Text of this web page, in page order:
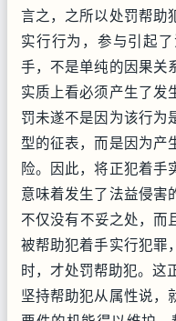
言之，之所以处罚帮助
实行行为，参与引起
手，不是单纯的因果关
实质上看必须产生了发
罚未遂不是因为该行为
型的征表，而是因为产
险。因此，将正犯着手
意味着发生了法益侵害
不仅没有不妥之处，而
被帮助犯着手实行犯罪
时，才处罚帮助犯。这
坚持帮助犯从属性说，